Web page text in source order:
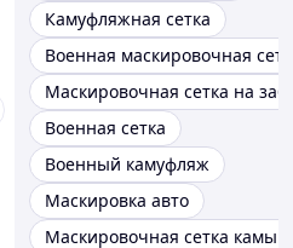
Камуфляжная сетка
Военная маскировочная
Маскировочная сетка на
Военная сетка
Военный камуфляж
Маскировка авто
Маскировочная сетка камыш